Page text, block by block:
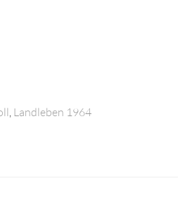
Landleben 1964